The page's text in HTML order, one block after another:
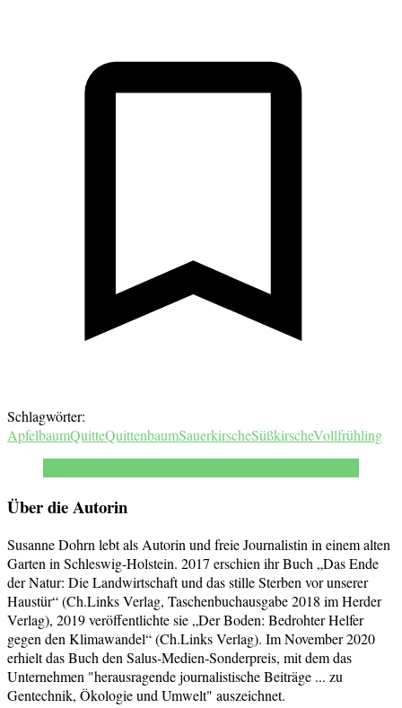
Schlagwörter:
ApfelbaumQuitteQuittenbaumSauerkirscheSüßkirscheVollfrühling
Über die Autorin
Susanne Dohrn lebt als Autorin und freie Journalistin in einem alten
Garten in Schleswig-Holstein. 2017 erschien ihr Buch „Das Ende
der Natur: Die Landwirtschaft und das stille Sterben vor unserer
Haustür“ (Ch.Links Verlag, Taschenbuchausgabe 2018 im Herder
Verlag), 2019 veröffentlichte sie „Der Boden: Bedrohter Helfer
gegen den Klimawandel“ (Ch.Links Verlag). Im November 2020
erhielt das Buch den Salus-Medien-Sonderpreis, mit dem das
Unternehmen "herausragende journalistische Beiträge ... zu
Gentechnik, Ökologie und Umwelt" auszeichnet.